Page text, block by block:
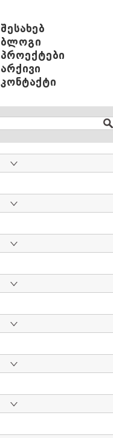
შესახებ
ბლოგი
პროექტები
არქივი
კონტაქტი